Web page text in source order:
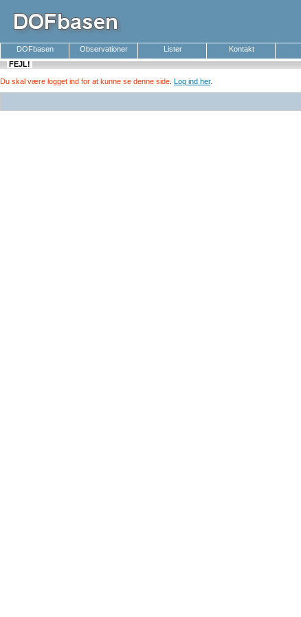
DOFbasen Observationer Lister Kontakt
FEJL!
Du skal være logget ind for at kunne se denne side Log ind her.